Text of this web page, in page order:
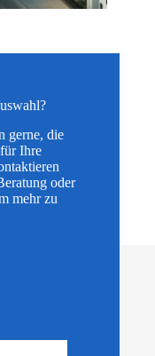
gerne, die
Ihre
oder
mehr zu